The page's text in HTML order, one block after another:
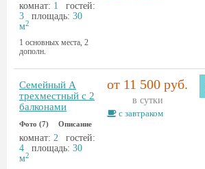
комнат: 1
гостей:
3
площадь: 30
м2
1 основных места, 2
дополн.
Семейный A
трехместный с 2
балконами
Фото (7) Описание
комнат: 2
гостей:
4
площадь: 30
м2
от 11 500 руб.
в сутки
с завтраком